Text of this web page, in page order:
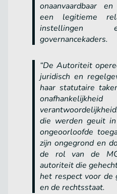
onaanvaardbaar
een legitieme
instellingen
governancekaders.
“De Autoriteit
juridisch en
haar statutaire
die werden geuit
ongeoorloofde
zijn ongegrond en
de rol van de
autoriteit die
het respect voor de
en de rechtsstaat.